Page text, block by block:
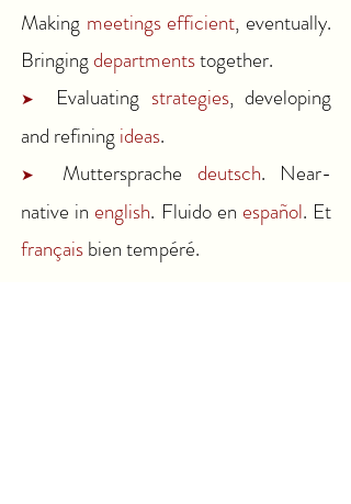
Making meetings efficient, eventually.
Bringing departmentstogether.
➤ Evaluating strategies, developing
and refining ideas.
➤ Muttersprache deutsch. Near-
native in english. Fluido en español. Et
françaisbien tempéré.